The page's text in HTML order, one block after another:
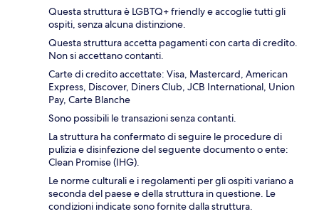
Questa struttura è LGBTQ+ friendly e accoglie tutti gli
ospiti, senza alcuna distinzione.
Questa struttura accetta pagamenti con carta di credito.
Non si accettano contanti.
Carte di credito accettate: Visa, Mastercard, American
Express, Discover, Diners Club, JCB International, Union
Pay, Carte Blanche
Sono possibili le transazioni senza contanti.
La struttura ha confermato di seguire le procedure di
pulizia e disinfezione del seguente documento o ente:
Clean Promise (IHG).
Le norme culturali e i regolamenti per gli ospiti variano a
seconda del paese e della struttura in questione. Le
condizioni indicate sono fornite dalla struttura.